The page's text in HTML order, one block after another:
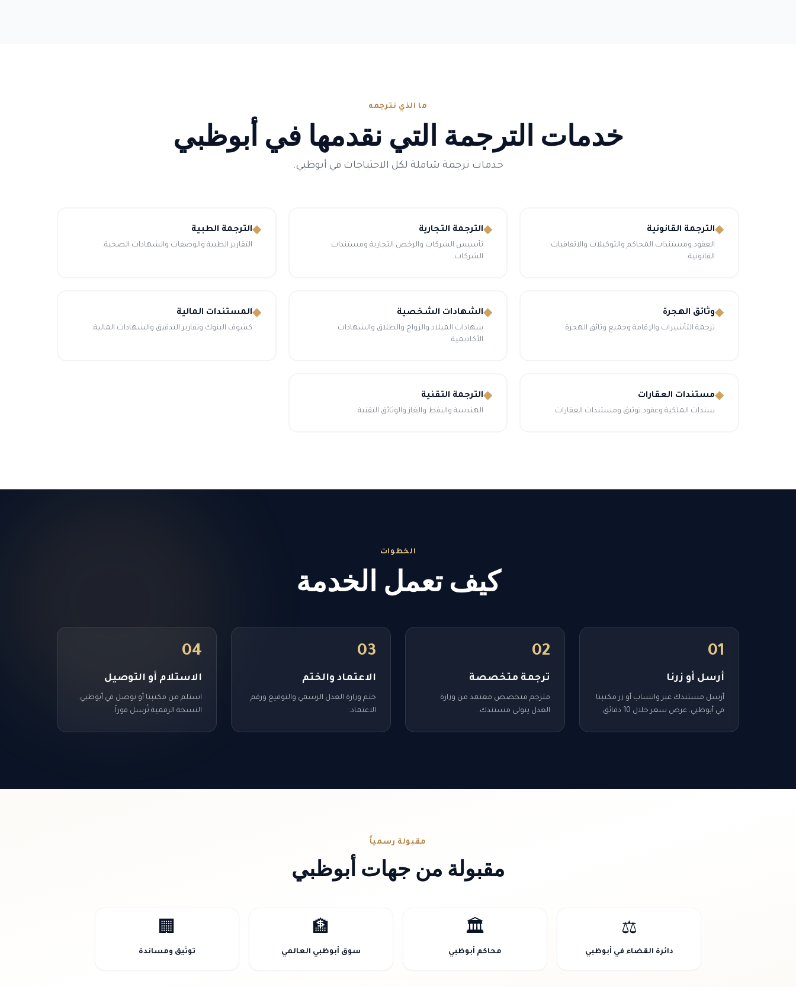
ما الذي نترجمه
خدمات الترجمة التي نقدمها في أبوظبي
خدمات ترجمة شاملة لكل الاحتياجات في أبوظبي.
◆الترجمة القانونية
العقود ومستندات المحاكم والتوكيلات والاتفاقيات
القانونية.
◆الترجمة التجارية
تأسيس الشركات والرخص التجارية ومستندات
الشركات.
◆الترجمة الطبية
التقارير الطبية والوصفات والشهادات الصحية.
◆وثائق الهجرة
ترجمة التأشيرات والإقامة وجميع وثائق الهجرة.
◆الشهادات الشخصية
شهادات الميلاد والزواج والطلاق والشهادات
الأكاديمية.
◆المستندات المالية
كشوف البنوك وتقارير التدقيق والشهادات المالية.
◆مستندات العقارات
سندات الملكية وعقود توثيق ومستندات العقارات.
◆الترجمة التقنية
الهندسة والنفط والغاز والوثائق التقنية.
الخطوات
كيف تعمل الخدمة
01
أرسل أو زرنا
أرسل مستندك عبر واتساب أو زر مكتبنا
في أبوظبي. عرض سعر خلال 10 دقائق.
02
ترجمة متخصصة
مترجم متخصص معتمد من وزارة
العدل يتولى مستندك.
03
الاعتماد والختم
ختم وزارة العدل الرسمي والتوقيع ورقم
الاعتماد.
04
الاستلام أو التوصيل
استلم من مكتبنا أو نوصل في أبوظبي.
النسخة الرقمية تُرسل فوراً.
مقبولة رسمياً
مقبولة من جهات أبوظبي
⚖️
دائرة القضاء في أبوظبي
🏛️
محاكم أبوظبي
🏦
سوق أبوظبي العالمي
🏢
توثيق ومساندة